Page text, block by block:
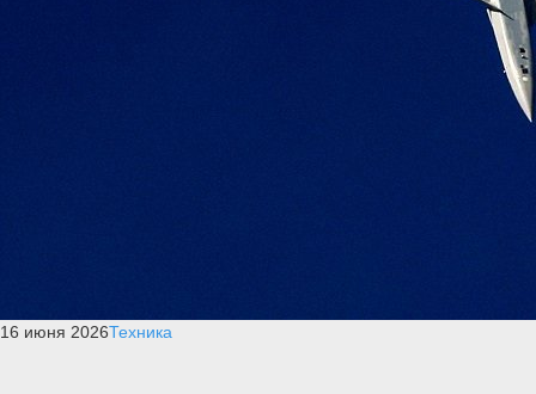
16 июня 2026Техника